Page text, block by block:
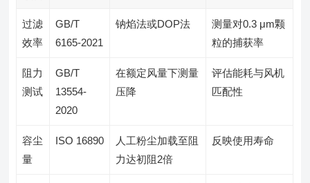
过滤
效率
GB/T
6165-2021
钠焰法或DOP法
测量对0.3 μm颗
粒的捕获率
阻力
测试
GB/T
13554-
2020
在额定风量下测量
压降
评估能耗与风机
匹配性
容尘
量
ISO 16890
人工粉尘加载至阻
力达初阻2倍
反映使用寿命